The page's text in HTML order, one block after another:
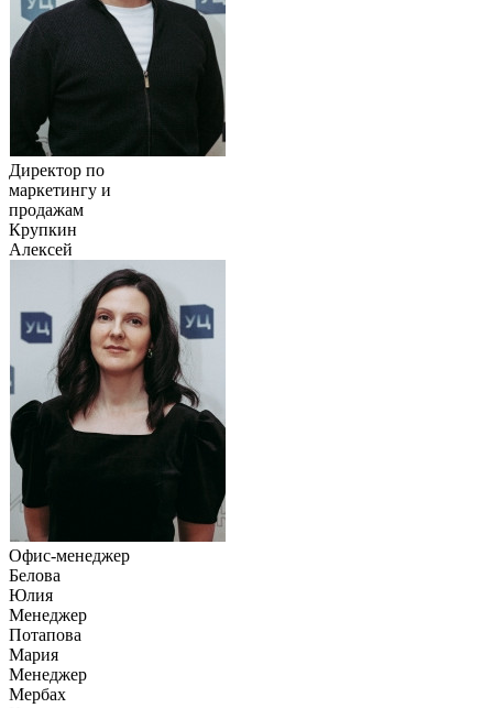
Директор по
маркетингу и
продажам
Крупкин
Алексей
Офис-менеджер
Белова
Юлия
Менеджер
Потапова
Мария
Менеджер
Мербах